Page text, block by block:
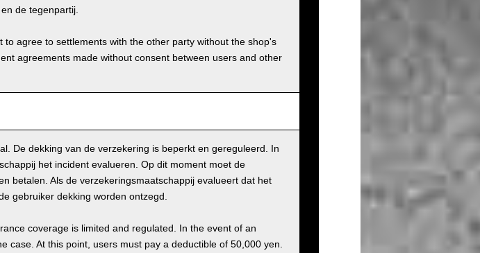
de tegenpartij.
agree to settlements with the other party without the shop's
agreements made without consent between users and other
De dekking van de verzekering is beperkt en gereguleerd. In
het incident evalueren. Op dit moment moet de
betalen. Als de verzekeringsmaatschappij evalueert dat het
gebruiker dekking worden ontzegd.
coverage is limited and regulated. In the event of an
case. At this point, users must pay a deductible of 50,000 yen.